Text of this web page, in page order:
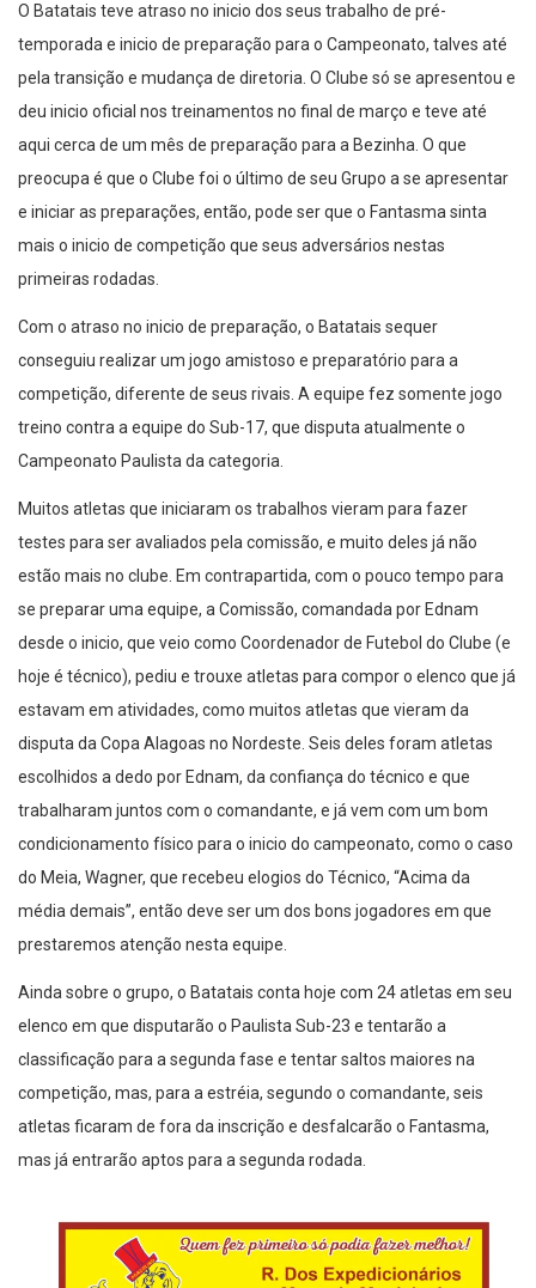
O Batatais teve atraso no inicio dos seus trabalho de pré-
temporada e inicio de preparação para o Campeonato, talves até
pela transição e mudança de diretoria. O Clube só se apresentou e
deu inicio oficial nos treinamentos no final de março e teve até
aqui cerca de um mês de preparação para a Bezinha. O que
preocupa é que o Clube foi o último de seu Grupo a se apresentar
e iniciar as preparações, então, pode ser que o Fantasma sinta
mais o inicio de competição que seus adversários nestas
primeiras rodadas.
Com o atraso no inicio de preparação, o Batatais sequer
conseguiu realizar um jogo amistoso e preparatório para a
competição, diferente de seus rivais. A equipe fez somente jogo
treino contra a equipe do Sub-17, que disputa atualmente o
Campeonato Paulista da categoria.
Muitos atletas que iniciaram os trabalhos vieram para fazer
testes para ser avaliados pela comissão, e muito deles já não
estão mais no clube. Em contrapartida, com o pouco tempo para
se preparar uma equipe, a Comissão, comandada por Ednam
desde o inicio, que veio como Coordenador de Futebol do Clube (e
hoje é técnico), pediu e trouxe atletas para compor o elenco que já
estavam em atividades, como muitos atletas que vieram da
disputa da Copa Alagoas no Nordeste. Seis deles foram atletas
escolhidos a dedo por Ednam, da confiança do técnico e que
trabalharam juntos com o comandante, e já vem com um bom
condicionamento físico para o inicio do campeonato, como o caso
do Meia, Wagner, que recebeu elogios do Técnico, “Acima da
média demais”, então deve ser um dos bons jogadores em que
prestaremos atenção nesta equipe.
Ainda sobre o grupo, o Batatais conta hoje com 24 atletas em seu
elenco em que disputarão o Paulista Sub-23 e tentarão a
classificação para a segunda fase e tentar saltos maiores na
competição, mas, para a estréia, segundo o comandante, seis
atletas ficaram de fora da inscrição e desfalcarão o Fantasma,
mas já entrarão aptos para a segunda rodada.